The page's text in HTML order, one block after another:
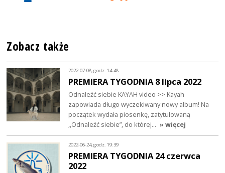
Zobacz także
2022-07-08, godz. 14:48
PREMIERA TYGODNIA 8 lipca 2022
Odnaleźć siebie KAYAH video >> Kayah
zapowiada długo wyczekiwany nowy album! Na
początek wydała piosenkę, zatytułowaną
,,Odnaleźć siebie”, do której… » więcej
2022-06-24, godz. 19:39
PREMIERA TYGODNIA 24 czerwca
2022